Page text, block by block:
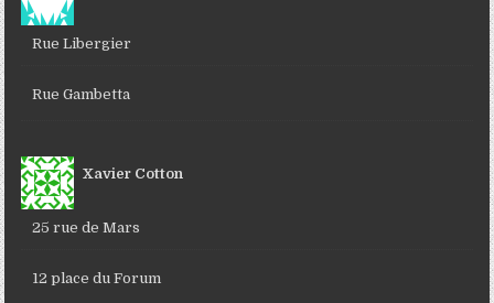
Rue Libergier
Rue Gambetta
Xavier Cotton
25 rue de Mars
12 place du Forum